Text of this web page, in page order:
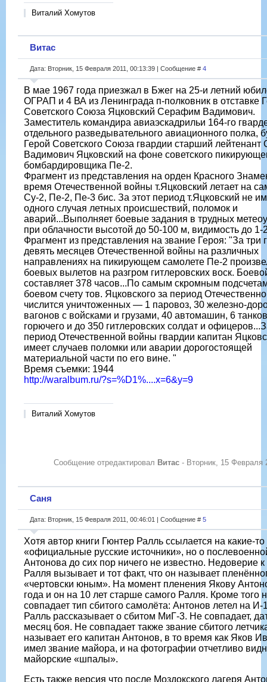
Виталий Хомутов
Витас
Дата: Вторник, 15 Февраля 2011, 00:13:39 | Сообщение # 4
В мае 1967 года приезжал в Бжег на 25-и летний
ОГРАП и 4 ВА из Ленинграда п-полковник в отставке
Советского Союза Яцковский Серафим Вадимович.
Заместитель командира авиаэскадрильи 164-го
отдельного разведывательного авиационного полка,
Герой Советского Союза гвардии старший
Вадимович Яцковский на фоне советского
бомбардировщика Пе-2.
Фрагмент из представления на орден Красного
время Отечественной войны т.Яцковский летает на
Су-2, Пе-2, Пе-3 бис. За этот период т.Яцковский не
одного случая летных происшествий, поломок и
аварий...Выполняет боевые задания в трудных
при облачности высотой до 50-100 м, видимость до 1-
Фрагмент из представления на звание Героя: "За три
девять месяцев Отечественной войны на различных
направлениях на пикирующем самолете Пе-2
боевых вылетов на разгром гитлеровских воск.
составляет 378 часов...По самым скромным
боевом счету тов. Яцковского за период
числится уничтоженных — 1 паровоз, 30 железно-
вагонов с войсками и грузами, 40 автомашин, 6
горючего и до 350 гитлеровских солдат и
период Отечественной войны гвардии капитан
имеет случаев поломки или аварии дорогостоящей
материальной части по его вине. "
Время съемки: 1944
http://waralbum.ru/?s=%D1%....x=6&y=9
Виталий Хомутов
Сообщение отредактировал Витас - Вторник, 15 Февраля
Саня
Дата: Вторник, 15 Февраля 2011, 00:46:01 | Сообщение # 5
Хотя автор книги Гюнтер Ралль ссылается на какие-то
«официальные русские источники», но о
Антонова до сих пор ничего не известно. Недоверие к
Ралля вызывает и тот факт, что он называет
«чертовски юным». На момент пленения Якову
года и он на 10 лет старше самого Ралля. Кроме того
совпадает тип сбитого самолёта: Антонов летел на И-
Ралль рассказывает о сбитом МиГ-3. Не совпадает,
месяц боя. Не совпадает также звание сбитого
называет его капитан Антонов, в то время как Яков
имел звание майора, и на фотографии отчетливо
майорские «шпалы».
Есть также версия что после Моздокского лагеря